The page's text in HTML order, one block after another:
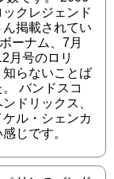
クレジェンド
掲載されてい
ーナム、7月
月号のロリ
らないことば
バンドスコ
ドリックス、
ル・シェンカ
じです。